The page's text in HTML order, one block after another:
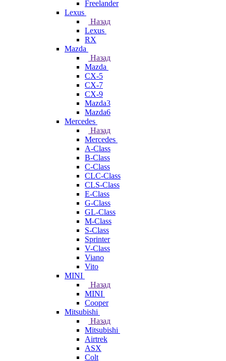
Freelander
Lexus
Назад
Lexus
RX
Mazda
Назад
Mazda
CX-5
CX-7
CX-9
Mazda3
Mazda6
Mercedes
Назад
Mercedes
A-Class
B-Class
C-Class
CLC-Class
CLS-Class
E-Class
G-Class
GL-Class
M-Class
S-Class
Sprinter
V-Class
Viano
Vito
MINI
Назад
MINI
Cooper
Mitsubishi
Назад
Mitsubishi
Airtrek
ASX
Colt